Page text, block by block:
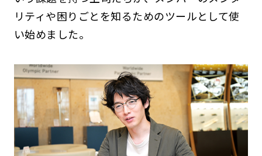
リティや困りごとを知るためのツールとして使
い始めました。